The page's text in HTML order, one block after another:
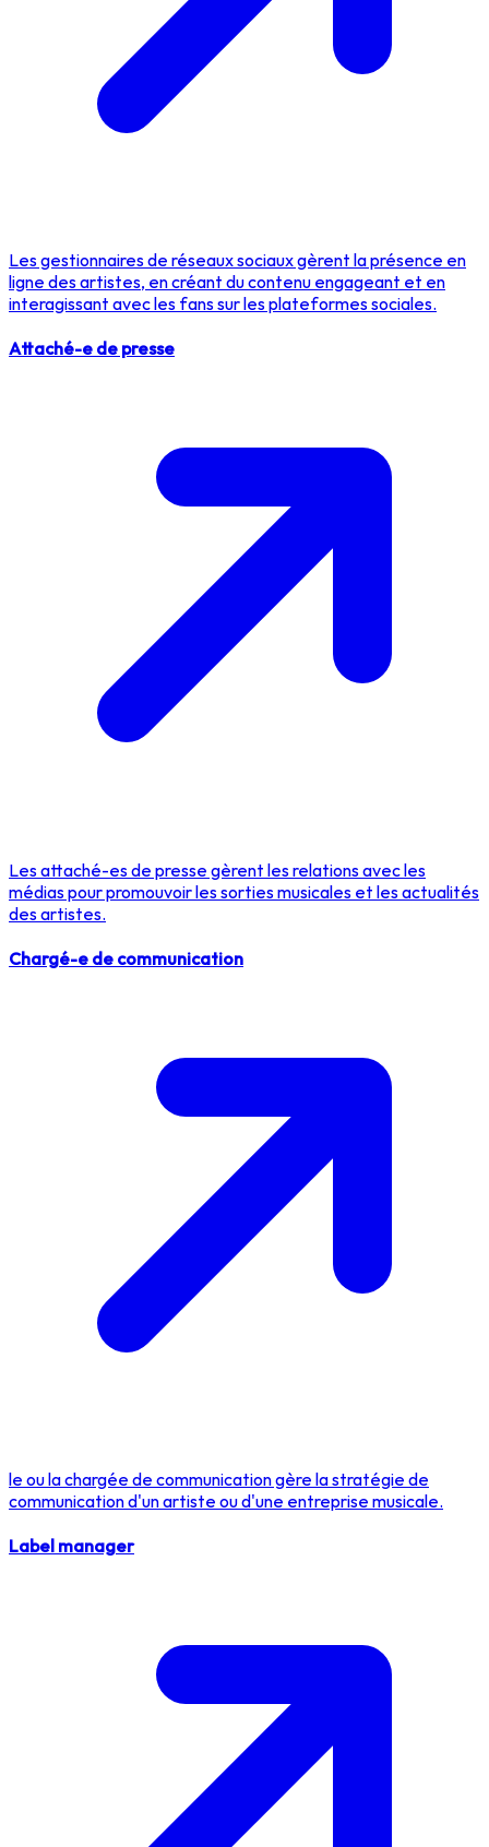
Les gestionnaires de réseaux sociaux gèrent la présence en
ligne des artistes, en créant du contenu engageant et en
interagissant avec les fans sur les plateformes sociales.
Attaché-e de presse
Les attaché-es de presse gèrent les relations avec les
médias pour promouvoir les sorties musicales et les actualités
des artistes.
Chargé-e de communication
le ou la chargée de communication gère la stratégie de
communication d'un artiste ou d'une entreprise musicale.
Label manager